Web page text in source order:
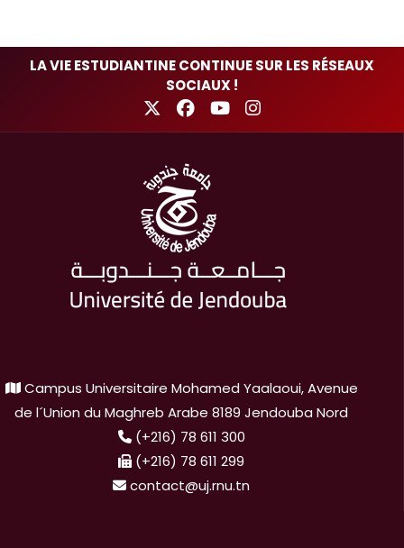
LA VIE ESTUDIANTINE CONTINUE SUR LES RÉSEAUX
SOCIAUX !
Campus Universitaire Mohamed Yaalaoui, Avenue
de l´Union du Maghreb Arabe 8189 Jendouba Nord
(+216) 78 611 300
(+216) 78 611 299
contact@uj.rnu.tn